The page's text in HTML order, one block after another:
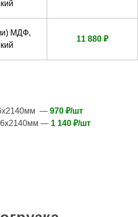
МДФ,
11 880 ₽
— 970 ₽/шт
— 1 140 ₽/шт